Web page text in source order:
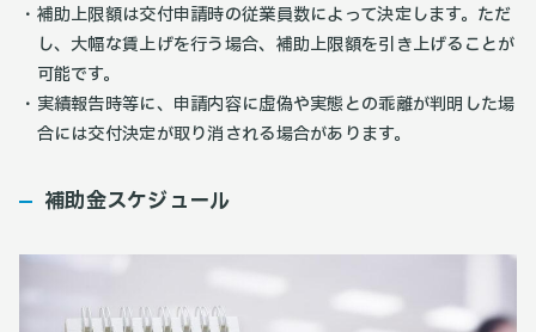
補助上限額は交付申請時の従業員数によって決定します。ただ
し、大幅な賃上げを行う場合、補助上限額を引き上げることが
可能です。
実績報告時等に、申請内容に虚偽や実態との乖離が判明した場
合には交付決定が取り消される場合があります。
補助金スケジュール